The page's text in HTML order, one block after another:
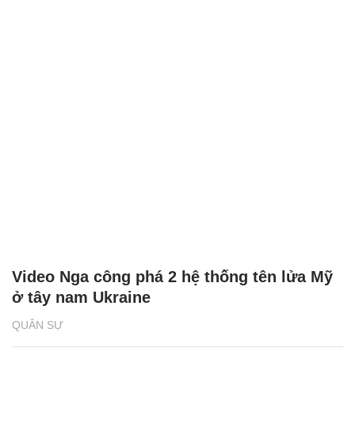
QUÂN SỰ
Video Nga công phá 2 hệ thống tên lửa Mỹ
ở tây nam Ukraine